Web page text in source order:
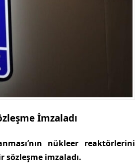
İmzaladı
nükleer reaktörlerini
imzaladı.